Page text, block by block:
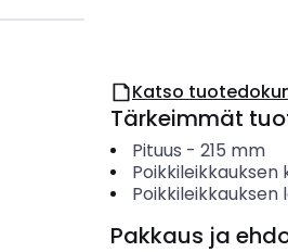
Katso
Tärkeimmät
Pituus - 215 mm
Poikkileikkauksen
Poikkileikkauksen
Pakkaus ja